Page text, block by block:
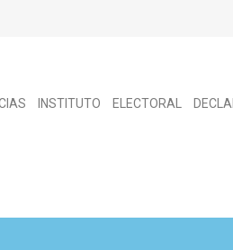
INSTITUTO ELECTORAL